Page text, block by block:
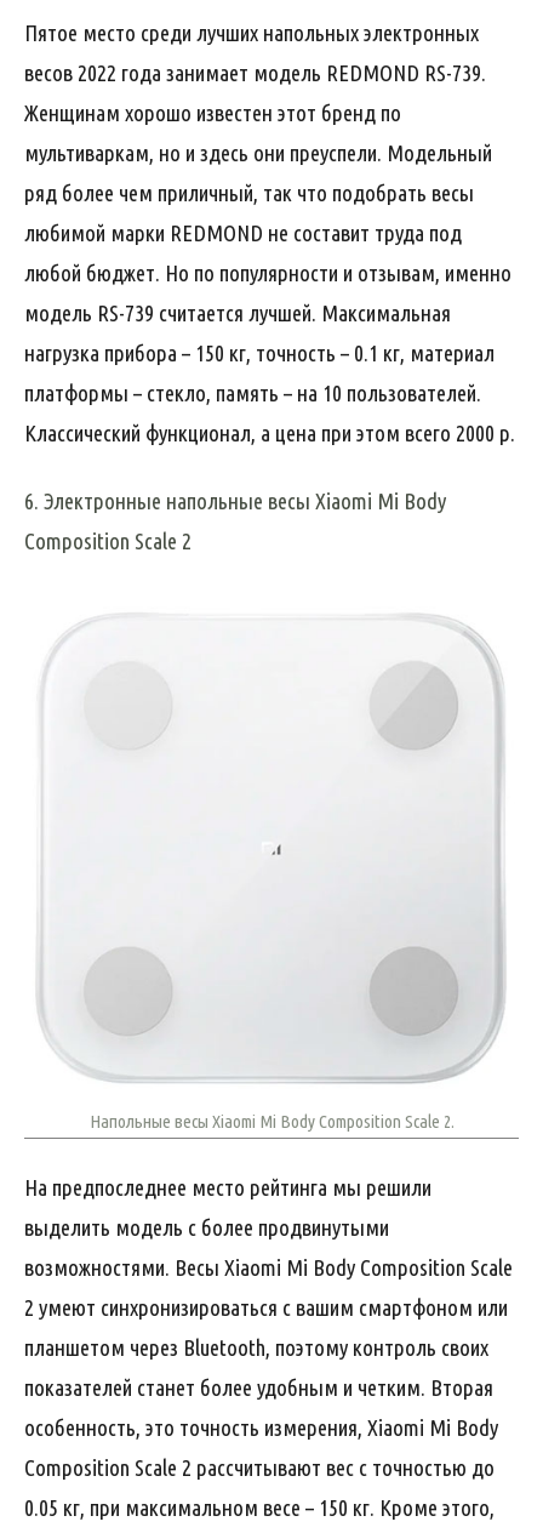
Пятое место среди лучших напольных электронных
весов 2022 года занимает модель REDMOND RS-739.
Женщинам хорошо известен этот бренд по
мультиваркам, но и здесь они преуспели. Модельный
ряд более чем приличный, так что подобрать весы
любимой марки REDMOND не составит труда под
любой бюджет. Но по популярности и отзывам, именно
модель RS-739 считается лучшей. Максимальная
нагрузка прибора – 150 кг, точность – 0.1 кг, материал
платформы – стекло, память – на 10 пользователей.
Классический функционал, а цена при этом всего 2000 р.
6. Электронные напольные весы Xiaomi Mi Body
Composition Scale 2
Напольные весы Xiaomi Mi Body Composition Scale 2.
На предпоследнее место рейтинга мы решили
выделить модель с более продвинутыми
возможностями. Весы Xiaomi Mi Body Composition Scale
2 умеют синхронизироваться с вашим смартфоном или
планшетом через Bluetooth, поэтому контроль своих
показателей станет более удобным и четким. Вторая
особенность, это точность измерения, Xiaomi Mi Body
Composition Scale 2 рассчитывают вес с точностью до
0.05 кг, при максимальном весе – 150 кг. Кроме этого,